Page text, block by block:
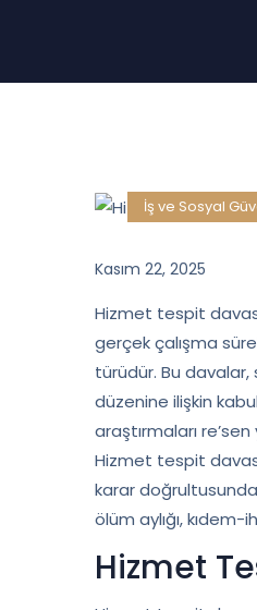
İş ve Sosyal
Kasım 22, 2025
Hizmet tespit
gerçek çalışma
türüdür. Bu davalar,
düzenine ilişkin
araştırmaları
Hizmet tespit
karar doğrultusunda
ölüm aylığı,
Hizmet